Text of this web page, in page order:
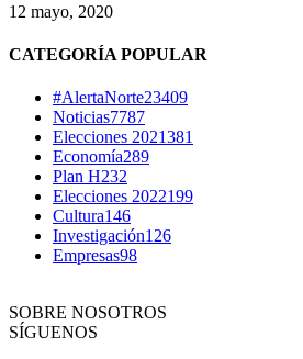
12 mayo, 2020
CATEGORÍA POPULAR
#AlertaNorte23409
Noticias7787
Elecciones 2021381
Economía289
Plan H232
Elecciones 2022199
Cultura146
Investigación126
Empresas98
SOBRE NOSOTROS
SÍGUENOS